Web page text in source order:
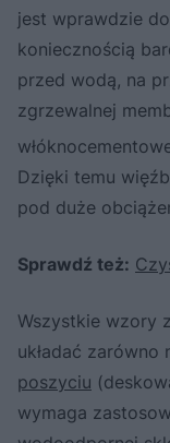
jest wprawdzie
koniecznością
przed wodą, na
zgrzewalnej
Dzięki temu
pod duże
Sprawdź też:
Wszystkie wzory
układać zarówno
poszyciu
wymaga